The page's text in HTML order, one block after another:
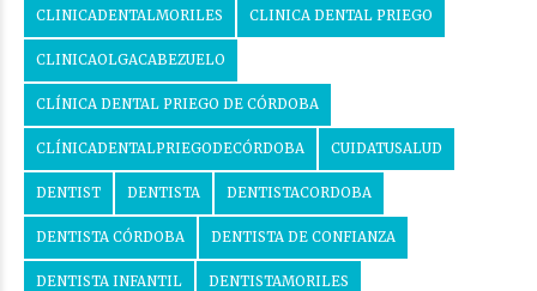
CLINICADENTALMORILES CLINICA DENTAL PRIEGO
CLINICAOLGACABEZUELO
CLÍNICA DENTAL PRIEGO DE CÓRDOBA
CLÍNICADENTALPRIEGODECÓRDOBA CUIDATUSALUD
DENTIST DENTISTA DENTISTACORDOBA
DENTISTA CÓRDOBA DENTISTA DE CONFIANZA
DENTISTA INFANTIL DENTISTAMORILES